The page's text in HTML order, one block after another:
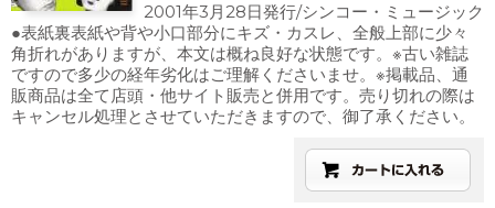
2001年3月28日発行/シンコー・ミュージック
●表紙裏表紙や背や小口部分にキズ・カスレ、全般上部に少々
角折れがありますが、本文は概ね良好な状態です。※古い雑誌
ですので多少の経年劣化はご理解くださいませ。※掲載品、通
販商品は全て店頭・他サイト販売と併用です。売り切れの際は
キャンセル処理とさせていただきますので、御了承ください。